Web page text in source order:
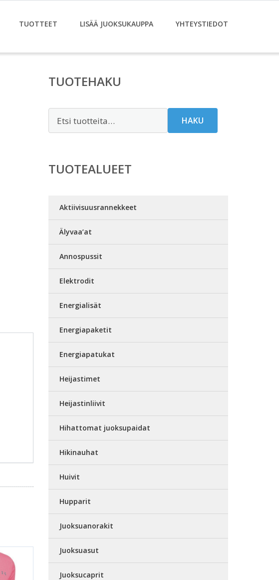
TUOTTEET LISÄÄ JUOKSUKAUPPA YHTEYSTIEDOT
TUOTEHAKU
HAKU
TUOTEALUEET
Aktiivisuusrannekkeet
Älyvaa’at
Annospussit
Elektrodit
Energialisät
Energiapaketit
Energiapatukat
Heijastimet
Heijastinliivit
Hihattomat juoksupaidat
Hikinauhat
Huivit
Hupparit
Juoksuanorakit
Juoksuasut
Juoksucaprit